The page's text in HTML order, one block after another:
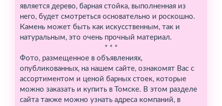
является дерево, барная стойка, выполненная из
него, будет смотреться основательно и роскошно.
Камень может быть как искусственным, так и
натуральным, это очень прочный материал.
* * *
Фото, размещенное в объявлениях,
опубликованных, на нашем сайте, ознакомят Вас с
ассортиментом и ценой барных стоек, которые
можно заказать и купить в Томске. В этом разделе
сайта также можно узнать адреса компаний, в